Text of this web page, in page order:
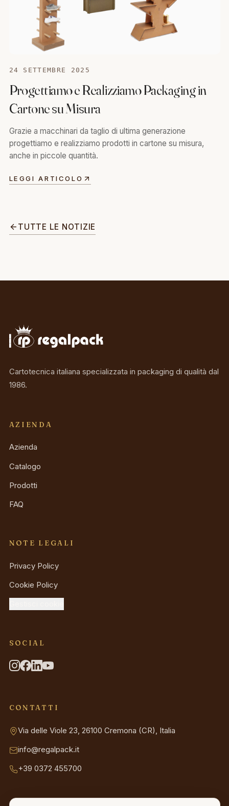
24 SETTEMBRE 2025
Progettiamo e Realizziamo Packaging in
Cartone su Misura
Grazie a macchinari da taglio di ultima generazione
progettiamo e realizziamo prodotti in cartone su misura,
anche in piccole quantità.
LEGGI ARTICOLO
TUTTE LE NOTIZIE
Cartotecnica italiana specializzata in packaging di qualità dal
1986.
AZIENDA
Azienda
Catalogo
Prodotti
FAQ
NOTE LEGALI
Privacy Policy
Cookie Policy
SOCIAL
CONTATTI
Via delle Viole 23, 26100 Cremona (CR), Italia
info@regalpack.it
+39 0372 455700